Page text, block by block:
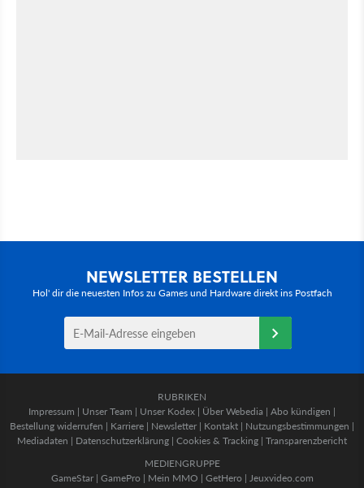
NEWSLETTER BESTELLEN
Hol' dir die neuesten Infos zu Games und Hardware direkt ins Postfach
RUBRIKEN
Impressum | Unser Team | Unser Kodex | Über Webedia | Abo kündigen |
Bestellung widerrufen | Karriere | Newsletter | Kontakt | Nutzungsbestimmungen |
Mediadaten | Datenschutzerklärung | Cookies & Tracking | Transparenzbericht
MEDIENGRUPPE
GameStar| GamePro | Mein MMO | GetHero | Jeuxvideo.com